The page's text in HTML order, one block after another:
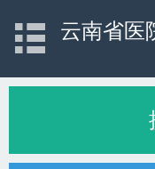
云南省医